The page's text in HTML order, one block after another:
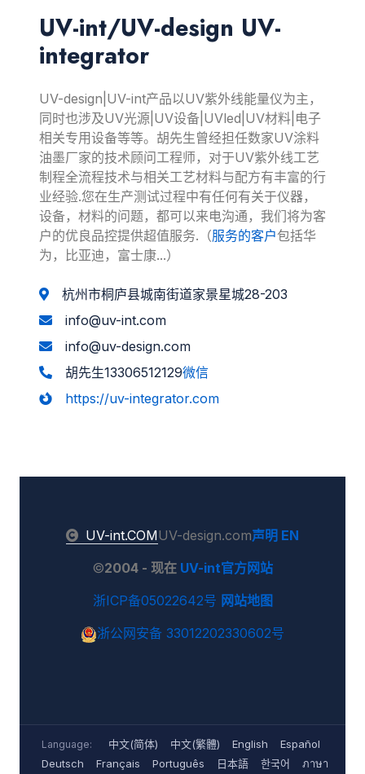
UV-int/UV-design UV-
integrator
UV-design|UV-int产品以UV紫外线能量仪为主，
同时也涉及UV光源|UV设备|UVled|UV材料|电子
相关专用设备等等。胡先生曾经担任数家UV涂料
油墨厂家的技术顾问工程师，对于UV紫外线工艺
制程全流程技术与相关工艺材料与配方有丰富的行
业经验.您在生产测试过程中有任何有关于仪器，
设备，材料的问题，都可以来电沟通，我们将为客
户的优良品控提供超值服务.（服务的客户包括华
为，比亚迪，富士康...）
杭州市桐庐县城南街道家景星城28-203
info@uv-int.com
info@uv-design.com
胡先生13306512129微信
https://uv-integrator.com
UV-int.COMUV-design.com声明 EN
©2004 - 现在 UV-int官方网站
浙ICP备05022642号 网站地图
浙公网安备 33012202330602号
Language: 中文(简体) 中文(繁體) English
Español
Deutsch
Français Português 日本語 한국어 ภาษา